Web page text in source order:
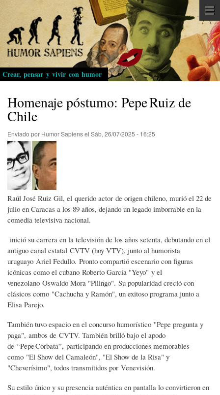
Pasar
al
contenido
principal
Crear, pensar y vivir con humor
Homenaje póstumo: Pepe Ruiz de
Chile
Enviado por Humor Sapiensel Sáb, 26/07/2025 - 16:25
Raúl José Ruiz Gil, el querido actor de origen chileno, murió el 22 de
julio en Caracas a los 89 años, dejando un legado imborrable en la
comedia televisiva nacional.
inició su carrera en la televisión de los años setenta, debutando en el
antiguo canal estatal CVTV (hoy VTV), junto al humorista
uruguayo Ariel Fedullo. Pronto compartió escenario con figuras
icónicas como el cubano Roberto García "Yeyo" y el
venezolano Oswaldo Mora "Pilingo". Su popularidad creció con
clásicos como "Cachucha y Ramón", un exitoso programa junto a
Elisa Parejo.
También tuvo espacio en el concurso humorístico "Pepe pregunta y
paga", ambos de CVTV. También brilló bajo el apodo
de “Pepe Corbata”, participando en producciones memorables
como "El Show del Camaleón", "El Show de la Risa" y
"Cheverísimo", todos transmitidos por Venevisión.
Su estilo único y su presencia auténtica en pantalla lo convirtieron en